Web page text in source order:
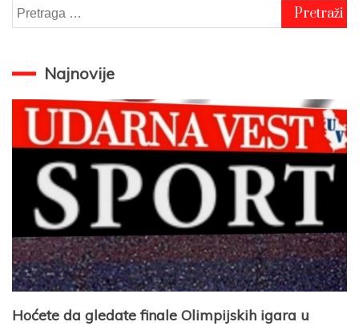
Pretraga
za:
Najnovije
Hoćete da gledate finale Olimpijskih igara u